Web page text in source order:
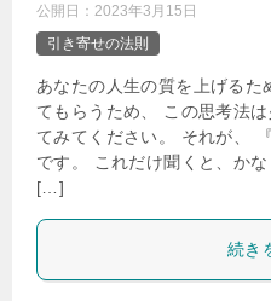
公開日： 2023年3月15日
引き寄せの法則
あなたの人生の質を上げるた
てもらうため、 この思考法
てみてください。 それが、
です。 これだけ聞くと、か
[…]
続き